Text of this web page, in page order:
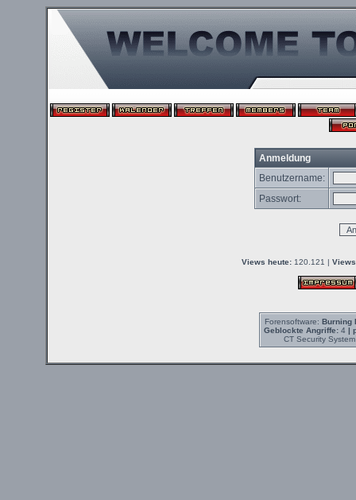
Anmeldung
Benutzername:
Passwort:
Views heute: 120.121 |
Forensoftware: Burning
Geblockte Angriffe:4 |
CT Security